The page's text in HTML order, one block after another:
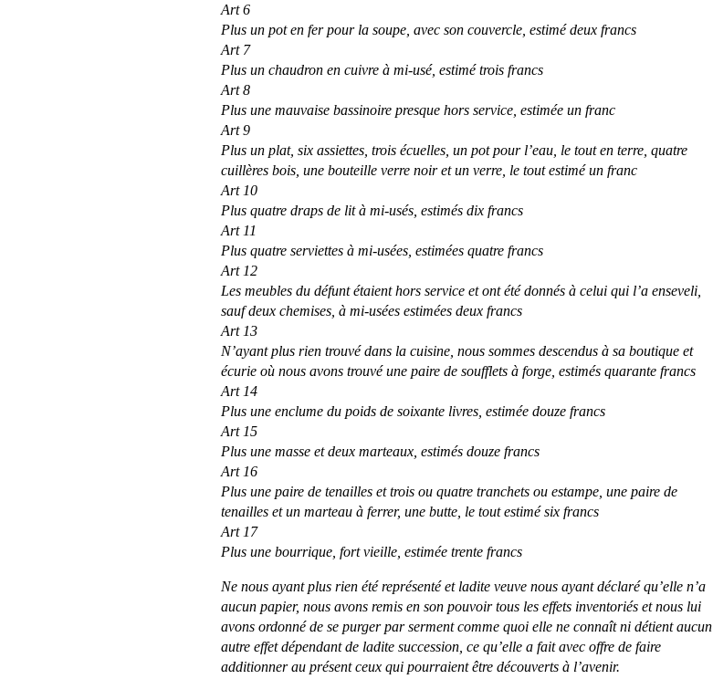
Art 6
Plus un pot en fer pour la soupe, avec son couvercle, estimé deux francs
Art 7
Plus un chaudron en cuivre à mi-usé, estimé trois francs
Art 8
Plus une mauvaise bassinoire presque hors service, estimée un franc
Art 9
Plus un plat, six assiettes, trois écuelles, un pot pour l’eau, le tout en terre, quatre
cuillères bois, une bouteille verre noir et un verre, le tout estimé un franc
Art 10
Plus quatre draps de lit à mi-usés, estimés dix francs
Art 11
Plus quatre serviettes à mi-usées, estimées quatre francs
Art 12
Les meubles du défunt étaient hors service et ont été donnés à celui qui l’a enseveli,
sauf deux chemises, à mi-usées estimées deux francs
Art 13
N’ayant plus rien trouvé dans la cuisine, nous sommes descendus à sa boutique et
écurie où nous avons trouvé une paire de soufflets à forge, estimés quarante francs
Art 14
Plus une enclume du poids de soixante livres, estimée douze francs
Art 15
Plus une masse et deux marteaux, estimés douze francs
Art 16
Plus une paire de tenailles et trois ou quatre tranchets ou estampe, une paire de
tenailles et un marteau à ferrer, une butte, le tout estimé six francs
Art 17
Plus une bourrique, fort vieille, estimée trente francs
Ne nous ayant plus rien été représenté et ladite veuve nous ayant déclaré qu’elle n’a
aucun papier, nous avons remis en son pouvoir tous les effets inventoriés et nous lui
avons ordonné de se purger par serment comme quoi elle ne connaît ni détient aucun
autre effet dépendant de ladite succession, ce qu’elle a fait avec offre de faire
additionner au présent ceux qui pourraient être découverts à l’avenir.